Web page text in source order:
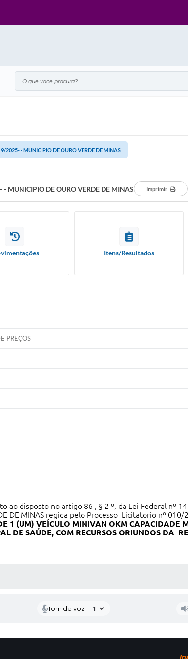
O que voce procura?
2025- - MUNICIPIO DE OURO VERDE DE MINAS
MUNICIPIO DE OURO VERDE DE MINAS Imprimir
Itens/Resultados
PREÇOS
ao disposto no artigo 86 , § 2 º, da Lei Federal nº
DE MINAS regida pelo Processo Licitatorio nº 010/
1 (UM) VEÍCULO MINIVAN OKM CAPACIDADE
DE SAÚDE, COM RECURSOS ORIUNDOS DA
Tom de voz: